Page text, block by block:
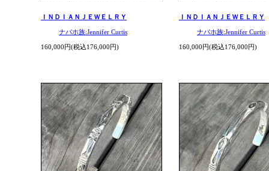
ＩＮＤＩＡＮＪＥＷＥＬＲＹ
ナバホ族:Jennifer Curtis
160,000円(税込176,000円)
ＩＮＤＩＡＮＪＥＷＥＬＲＹ
ナバホ族:Jennifer Curtis
160,000円(税込176,000円)